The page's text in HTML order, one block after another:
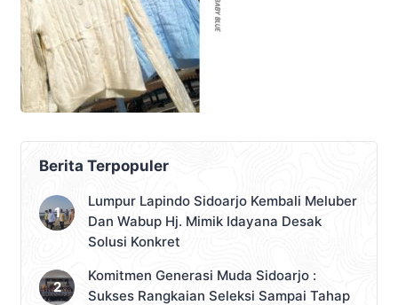
Berita Terpopuler
Lumpur Lapindo Sidoarjo Kembali Meluber
Dan Wabup Hj. Mimik Idayana Desak
Solusi Konkret
Komitmen Generasi Muda Sidoarjo :
Sukses Rangkaian Seleksi Sampai Tahap